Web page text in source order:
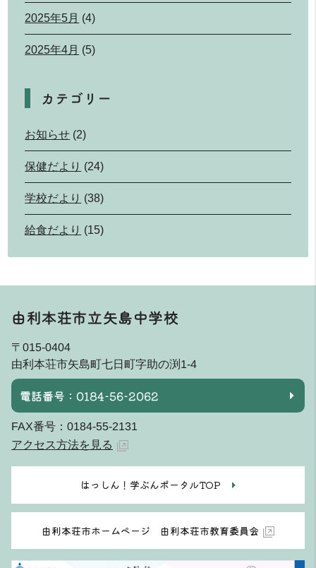
2025年5月 (4)
2025年4月 (5)
カテゴリー
お知らせ (2)
保健だより (24)
学校だより (38)
給食だより (15)
由利本荘市立矢島中学校
〒015-0404
由利本荘市矢島町七日町字助の渕1-4
電話番号：0184-56-2062
FAX番号：0184-55-2131
アクセス方法を見る
はっしん！学ぶんポータルTOP
由利本荘市ホームページ 由利本荘市教育委員会